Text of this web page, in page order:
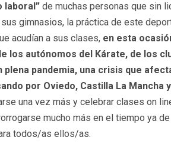
laboral”de muchas personas que sin
gimnasios, la práctica de este
acudían a sus clases, en esta
los autónomos del Kárate, de los
plena pandemia, una crisis que
por Oviedo, Castilla La Mancha
una vez más y celebrar clases on
mucho más en el tiempo ya
todos/as ellos/as.